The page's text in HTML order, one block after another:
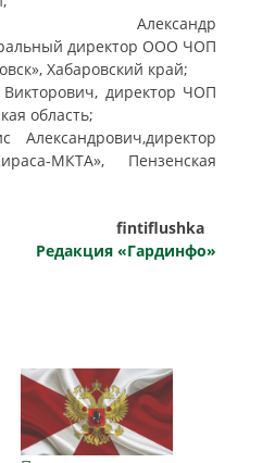
Александр
директор ООО ЧОП
Хабаровский край;
директор ЧОП
область;
МКТА», Пензенская
Редакция «Гардинфо»